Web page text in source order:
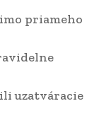
priameho
uzatváracie